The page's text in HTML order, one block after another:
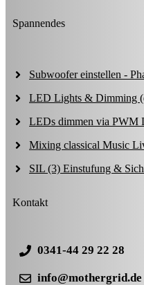
Spannendes
Subwoofer einstellen -
LED Lights & Dimming
LEDs dimmen via PWM
Mixing classical Music
SIL (3) Einstufung &
Kontakt
0341-44 29 22 28
info@mothergrid.de